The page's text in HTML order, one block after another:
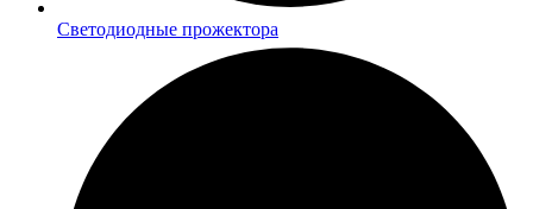
Светодиодные прожектора